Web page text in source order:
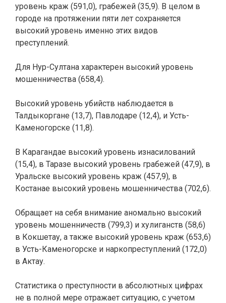
уровень краж (591,0), грабежей (35,9). В целом в
городе на протяжении пяти лет сохраняется
высокий уровень именно этих видов
преступлений.
Для Нур-Султана характерен высокий уровень
мошенничества (658,4).
Высокий уровень убийств наблюдается в
Талдыкоргане (13,7), Павлодаре (12,4), и Усть-
Каменогорске (11,8).
В Карагандае высокий уровень изнасилований
(15,4), в Таразе высокий уровень грабежей (47,9), в
Уральске высокий уровень краж (457,9), в
Костанае высокий уровень мошенничества (702,6).
Обращает на себя внимание аномально высокий
уровень мошенничеств (799,3) и хулиганств (58,6)
в Кокшетау, а также высокий уровень краж (653,6)
в Усть-Каменогорске и наркопреступлений (172,0)
в Актау.
Статистика о преступности в абсолютных цифрах
не в полной мере отражает ситуацию, с учетом